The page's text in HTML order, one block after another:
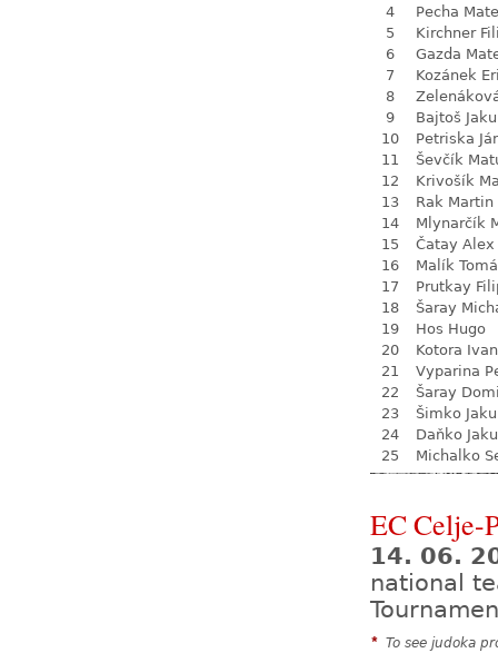
4
Pecha
5
Kirchner
6
Gazda
7
Kozánek
8
9
Bajtoš
10
Petriska
11
Ševčík
12
Krivošík
13
Rak Martin
14
Mlynarčík
15
Čatay Alex
16
Malík
17
Prutkay
18
Šaray
19
Hos Hugo
20
Kotora Ivan
21
Vyparina
22
Šaray
23
Šimko
24
Daňko
25
Michalko
EC Celje-
14. 06.
national
* To see judoka